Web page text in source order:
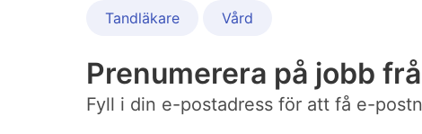
Tandläkare Vård
Prenumerera på jobb
Fyll i din e-postadress för att få e-